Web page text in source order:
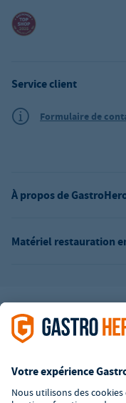
Matériel restauration
À propos de
Service client
Formulaire de
L’offre de la société
entreprises. Tous les
Certaines méthodes de
supplémentaires.
² PVC : Prix de Vente